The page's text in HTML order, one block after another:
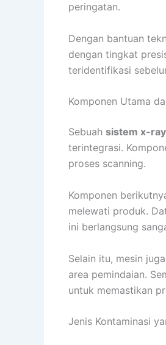
peringatan.
Dengan bantuan
dengan tingkat
teridentifikasi
Komponen Utama
Sebuah sistem x-
terintegrasi.
proses scanning.
Komponen
melewati produk.
ini berlangsung
Selain itu, mesin
area pemindaian.
untuk memastikan
Jenis Kontaminasi